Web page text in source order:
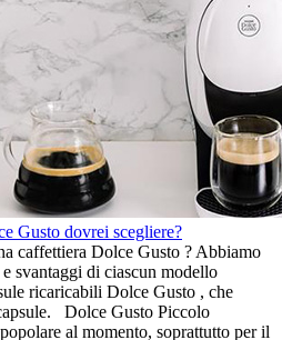
Gusto dovrei scegliere?
caffettiera Dolce Gusto ? Abbiamo
svantaggi di ciascun modello
ricaricabili Dolce Gusto , che
Dolce Gusto Piccolo
al momento, soprattutto per il